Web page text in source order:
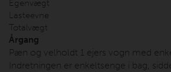
Egenvægt
Lasteevne
Totalvægt
Årgang
Pæn og velholdt 1 ejers vogn med
Indretningen er enkeltsenge i bag,